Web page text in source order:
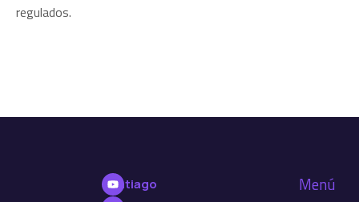
regulados.
Santiago
Menú